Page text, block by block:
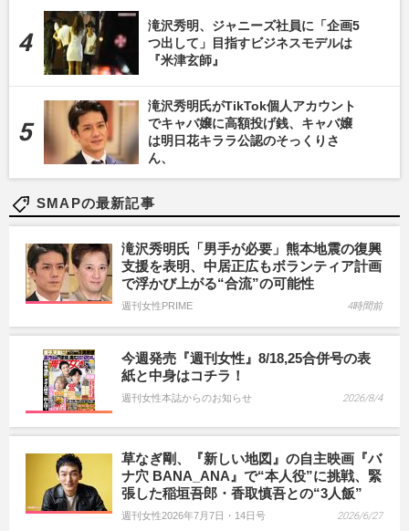
滝沢秀明、ジャニーズ社員に「企画5
つ出して」目指すビジネスモデルは
『米津玄師』
滝沢秀明氏がTikTok個人アカウント
でキャバ嬢に高額投げ銭、キャバ嬢
は明日花キララ公認のそっくりさ
ん、
SMAPの最新記事
滝沢秀明氏「男手が必要」熊本地震の復興
支援を表明、中居正広もボランティア計画
で浮かび上がる“合流”の可能性
週刊女性PRIME 4時間前
今週発売『週刊女性』8/18,25合併号の表
紙と中身はコチラ！
週刊女性本誌からのお知らせ 2026/8/4
草なぎ剛、『新しい地図』の自主映画『バ
ナ穴 BANA_ANA』で“本人役”に挑戦、緊
張した稲垣吾郎・香取慎吾との“3人飯”
週刊女性2026年7月7日・14日号 2026/6/27